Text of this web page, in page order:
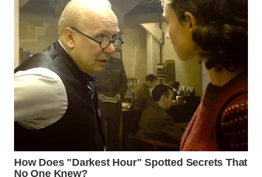
WN
KARO
WN
SIMALUNGUN
LABUHANBATU
TAPANULI
TENGAH